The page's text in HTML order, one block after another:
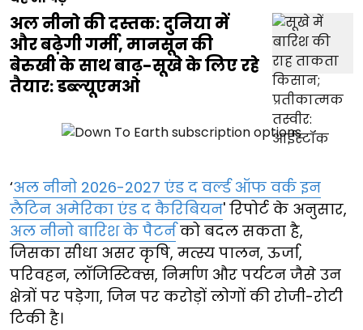
अल नीनो की दस्तक: दुनिया में
और बढ़ेगी गर्मी, मानसून की
बेरुखी के साथ बाढ़-सूखे के लिए रहे
तैयार: डब्ल्यूएमओ
‘अल नीनो 2026-2027 एंड द वर्ल्ड ऑफ वर्क इन
लैटिन अमेरिका एंड द कैरिबियन' रिपोर्ट के अनुसार,
अल नीनो बारिश के पैटर्न को बदल सकता है,
जिसका सीधा असर कृषि, मत्स्य पालन, ऊर्जा,
परिवहन, लॉजिस्टिक्स, निर्माण और पर्यटन जैसे उन
क्षेत्रों पर पड़ेगा, जिन पर करोड़ों लोगों की रोजी-रोटी
टिकी है।